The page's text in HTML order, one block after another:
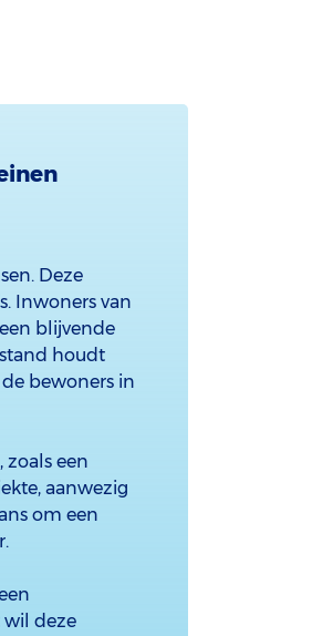
Deze
Inwoners van
blijvende
houdt
bewoners in
zoals een
aanwezig
om een
wil deze